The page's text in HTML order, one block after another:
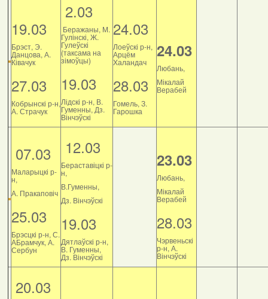
19.03
Брэст, Э.
Данцова, А.
Ківачук
27.03
Кобрынскі р-н,
А. Страчук
2.03
Беражаны, М.
Гулінскі, Ж.
Гулеўскі
(таксама на
зімоўцы)
19.03
Лідскі р-н, В.
Гуменны, Дз.
Вінчэўскі
24.03
Лоеўскі р-н,
Арцём
Халандач
28.03
Гомель, З.
Гарошка
24.03
Любань,
Мікалай
Верабей
07.03
Маларыцкі р-
н,
А. Пракаповіч
25.03
Брэсцкі р-н, С.
АБрамчук, А.
Сербун
12.03
Бераставіцкі р-
н,
В.Гуменны,
Дз. Вінчэўскі
19.03
Дятлаўскі р-н,
В. Гуменны,
Дз. Вінчэўскі
23.03
Любань,
Мікалай
Верабей
28.03
Чэрвеньскі
р-н, А.
Вінчэўскі
20.03